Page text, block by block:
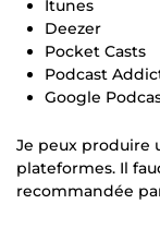
Itunes
Deezer
Pocket Casts
Podcast
Google
Je peux produire
plateformes. Il
recommandée